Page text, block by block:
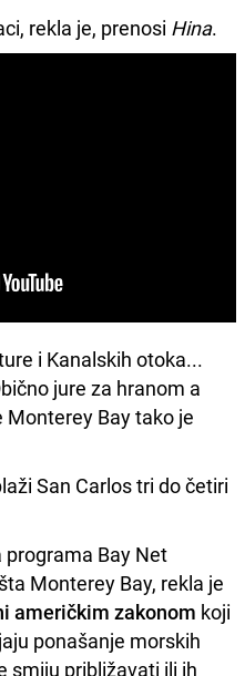
rekla je, prenosi Hina.
i Kanalskih otoka...
jure za hranom a
Bay tako je
San Carlos tri do četiri
programa Bay Net
Monterey Bay, rekla je
američkim zakonom koji
ponašanje morskih
smiju približavati ili ih